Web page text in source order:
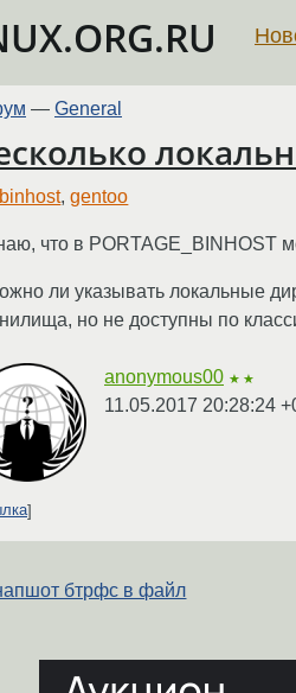
— General
binhost,gentoo
что в PORTAGE_BINHOST
ли указывать локальные
но не доступны по
anonymous00 ★★
11.05.2017 20:28:24
бтрфс в файл